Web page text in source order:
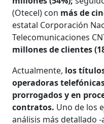
(Otecel) con más de
estatal Corpora­ción
Telecomunicaciones
millones de clientes
Actualmente, los
operadoras
prorrogados y en
contratos. Uno de los
análisis más detallado